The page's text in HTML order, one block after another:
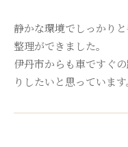
静かな環境でしっかり
整理ができました。
伊丹市からも車ですぐ
りしたいと思っています